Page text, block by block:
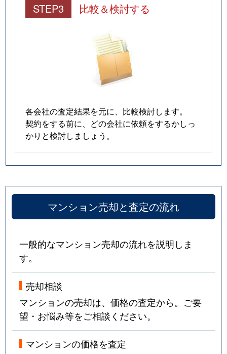
STEP3 比較＆検討する
各会社の査定結果を元に、比較検討します。
契約をする前に、どの会社に依頼をするかしっ
かりと検討しましょう。
マンション売却と査定の流れ
一般的なマンション売却の流れを説明しま
す。
売却相談
マンションの売却は、価格の査定から。ご要
望・お悩み等をご相談ください。
マンションの価格を査定